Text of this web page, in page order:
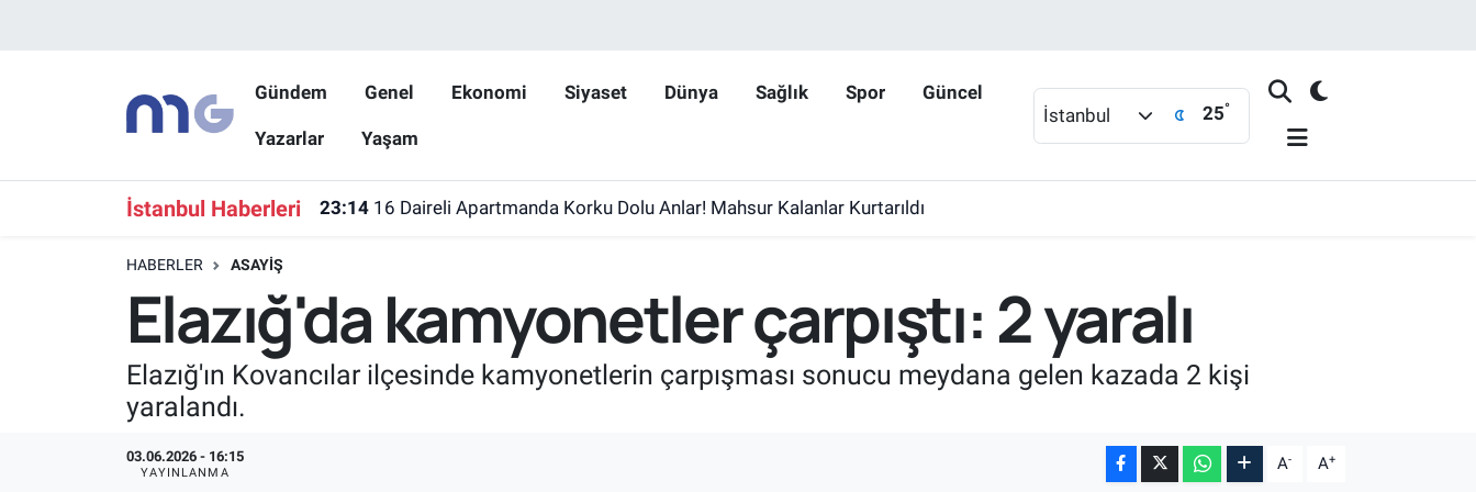
Gündem Genel Ekonomi Siyaset Dünya Sağlık Spor Güncel
Yazarlar Yaşam
İstanbul 25°
İstanbul Haberleri 23:14 16 Daireli Apartmanda Korku Dolu Anlar! Mahsur Kalanlar Kurtarıldı
HABERLER ASAYIŞ
Elazığ'da kamyonetler çarpıştı: 2 yaralı
Elazığ'ın Kovancılar ilçesinde kamyonetlerin çarpışması sonucu meydana gelen kazada 2 kişi
yaralandı.
03.06.2026 - 16:15
YAYINLANMA A- A+
Hava Durumu
İstanbul Namaz Vakitleri
Süper Lig Puan Durumu ve Fikstür
Tüm Manşetler
Son Dakika Haberleri
Haber Arşivi